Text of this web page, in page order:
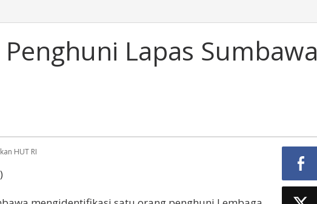
Lapas Sumbawa
HUT RI